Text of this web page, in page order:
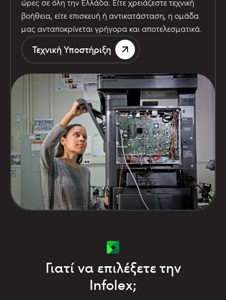
ώρες σε όλη την Ελλάδα. Είτε χρειάζεστε τεχνική
βοήθεια, είτε επισκευή ή αντικατάσταση, η ομάδα
μας ανταποκρίνεται γρήγορα και αποτελεσματικά.
Τεχνική Υποστήριξη
Γιατί να επιλέξετε την
Infolex;